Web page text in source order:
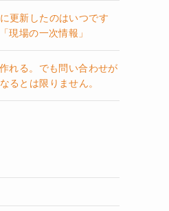
更新したのはいつです
現場の一次情報」
れる。でも問い合わせが
るとは限りません。